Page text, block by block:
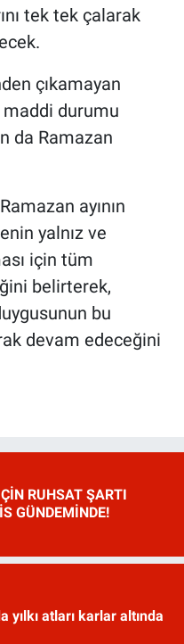
tek tek çalarak
çıkamayan
maddi durumu
da Ramazan
ayının
yalnız ve
için tüm
belirterek,
bu
devam edeceğini
RUHSAT ŞARTI
GÜNDEMİNDE!
yılkı atları karlar altında